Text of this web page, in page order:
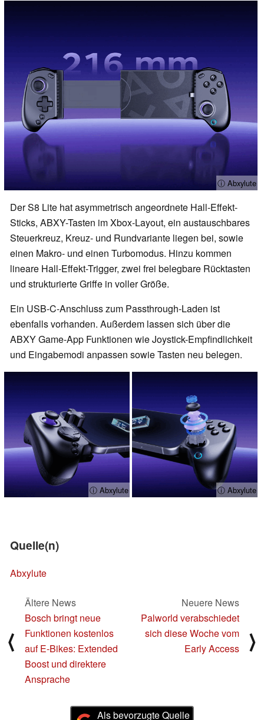
ⓘ Abxylute
Der S8 Lite hat asymmetrisch angeordnete Hall-Effekt-
Sticks, ABXY-Tasten im Xbox-Layout, ein austauschbares
Steuerkreuz, Kreuz- und Rundvariante liegen bei, sowie
einen Makro- und einen Turbomodus. Hinzu kommen
lineare Hall-Effekt-Trigger, zwei frei belegbare Rücktasten
und strukturierte Griffe in voller Größe.
Ein USB-C-Anschluss zum Passthrough-Laden ist
ebenfalls vorhanden. Außerdem lassen sich über die
ABXY Game-App Funktionen wie Joystick-Empfindlichkeit
und Eingabemodi anpassen sowie Tasten neu belegen.
ⓘ Abxylute ⓘ Abxylute
Quelle(n)
Abxylute
⟨
Ältere News
Bosch bringt neue
Funktionen kostenlos
auf E-Bikes: Extended
Boost und direktere
Ansprache
Neuere News
Palworld verabschiedet
sich diese Woche vom
Early Access
⟩
Als bevorzugte Quelle